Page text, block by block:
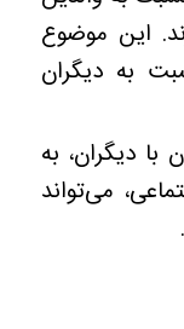
این موضوع
به دیگران
با دیگران، به
می‌تواند